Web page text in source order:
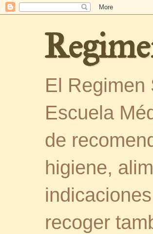
El Regimen
Escuela
de
higiene,
recoger